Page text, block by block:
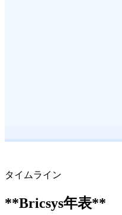
タイムライン
**Bricsys年表**